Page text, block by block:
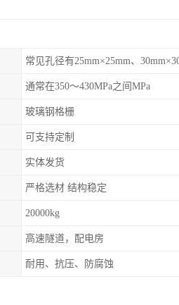
通常在350～430MPa之间MPa
玻璃钢格栅
可支持定制
实体发货
严格选材 结构稳定
20000kg
高速隧道，配电房
耐用、抗压、防腐蚀